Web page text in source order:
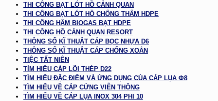
THI CÔNG BẠT LÓT HỒ CẢNH QUAN
THI CÔNG BẠT LÓT HỒ CHỐNG THẤM HDPE
THI CÔNG HẦM BIOGAS BẠT HDPE
THI CÔNG HỒ CẢNH QUAN RESORT
THÔNG SỐ KĨ THUẬT CÁP BỌC NHỰA D6
THÔNG SỐ KĨ THUẬT CÁP CHỐNG XOẮN
TIỆC TẤT NIÊN
TÌM HIỂU CÁP LÕI THÉP D22
TÌM HIỂU ĐẶC ĐIỂM VÀ ỨNG DỤNG CỦA CÁP LỤA Φ8
TÌM HIỂU VỀ CÁP CỨNG VIỄN THÔNG
TÌM HIỂU VỀ CÁP LỤA INOX 304 PHI 10